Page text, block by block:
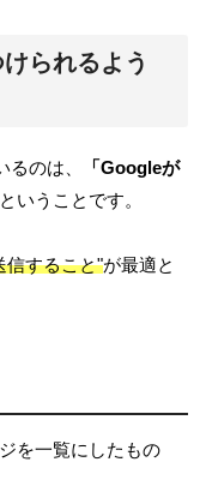
られるよう
のは、
「Googleが
ということです。
信すること"が最適と
を一覧にしたもの